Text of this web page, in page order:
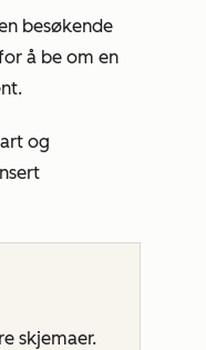
besøkende
å be om en
og
skjemaer.